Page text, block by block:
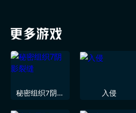
秘密组织7阴影
入侵